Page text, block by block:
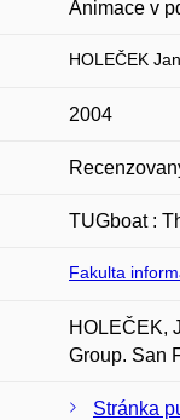
Animace v
HOLEČEK Jan
2004
TUGboat :
Fakulta
HOLEČEK,
Group. San
Stránka